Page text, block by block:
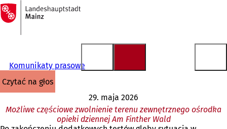
Przejdź do treści
Do
strony
głównej
Komunikaty prasowe
czytać na głos
29. maja 2026
Możliwe częściowe zwolnienie terenu zewnętrznego ośrodka
opieki dziennej Am Finther Wald